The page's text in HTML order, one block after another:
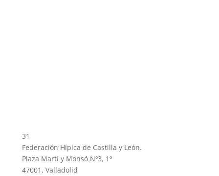
31
Federación Hípica de Castilla y León.
Plaza Martí y Monsó Nº3, 1º
47001, Valladolid